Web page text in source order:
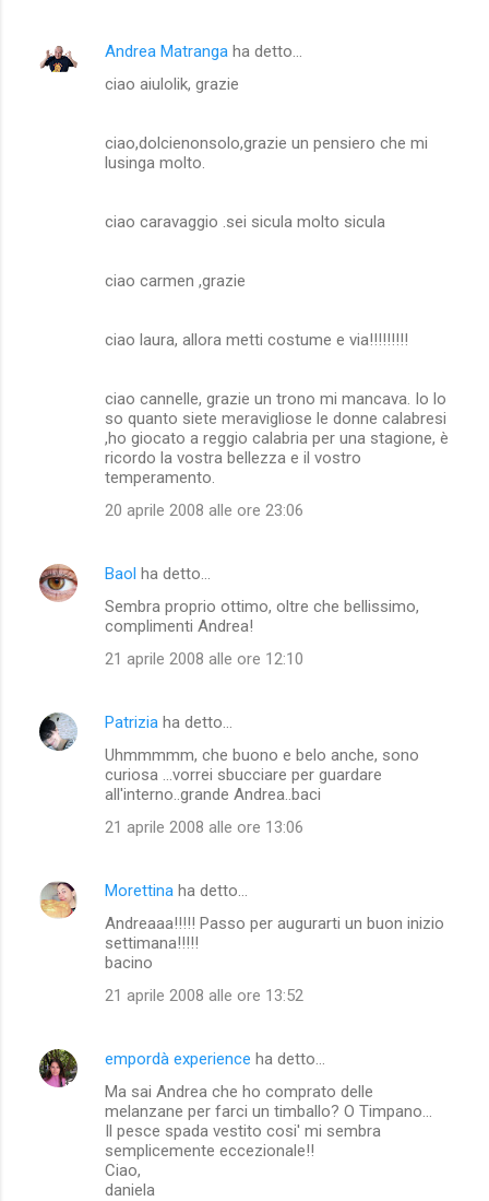
Andrea Matranga ha detto…
ciao aiulolik, grazie
ciao,dolcienonsolo,grazie un pensiero che mi
lusinga molto.
ciao caravaggio .sei sicula molto sicula
ciao carmen ,grazie
ciao laura, allora metti costume e via!!!!!!!!!
ciao cannelle, grazie un trono mi mancava. Io lo
so quanto siete meravigliose le donne calabresi
,ho giocato a reggio calabria per una stagione, è
ricordo la vostra bellezza e il vostro
temperamento.
20 aprile 2008 alle ore 23:06
Baol ha detto…
Sembra proprio ottimo, oltre che bellissimo,
complimenti Andrea!
21 aprile 2008 alle ore 12:10
Patrizia ha detto…
Uhmmmmm, che buono e belo anche, sono
curiosa ...vorrei sbucciare per guardare
all'interno..grande Andrea..baci
21 aprile 2008 alle ore 13:06
Morettina ha detto…
Andreaaa!!!!! Passo per augurarti un buon inizio
settimana!!!!!
bacino
21 aprile 2008 alle ore 13:52
empordà experience ha detto…
Ma sai Andrea che ho comprato delle
melanzane per farci un timballo? O Timpano...
Il pesce spada vestito cosi' mi sembra
semplicemente eccezionale!!
Ciao,
daniela